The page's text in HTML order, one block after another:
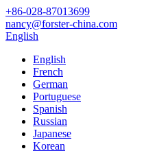
+86-028-87013699
nancy@forster-china.com
English
English
French
German
Portuguese
Spanish
Russian
Japanese
Korean